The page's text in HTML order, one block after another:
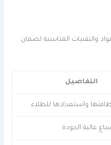
والتقنيات المناسبة لضمان
التفاصيل
واستعدادها للطلاء
عالية الجودة